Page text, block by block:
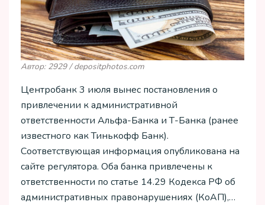
Автор: 2929 / depositphotos.com
Центробанк 3 июля вынес постановления о
привлечении к административной
ответственности Альфа-Банка и Т-Банка (ранее
известного как Тинькофф Банк).
Соответствующая информация опубликована на
сайте регулятора. Оба банка привлечены к
ответственности по статье 14.29 Кодекса РФ об
административных правонарушениях (КоАП),…